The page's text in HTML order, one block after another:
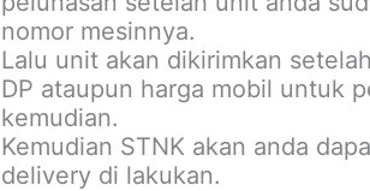
nomor mesinnya.
Lalu unit akan dikirimkan
DP ataupun harga mobil untuk
kemudian.
Kemudian STNK akan anda
delivery di lakukan.